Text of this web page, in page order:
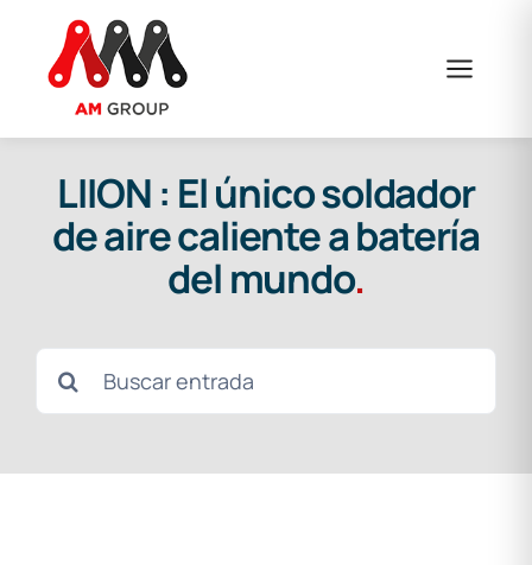
contenido
LIION : El único soldador
de aire caliente a batería
del mundo.
Buscar: